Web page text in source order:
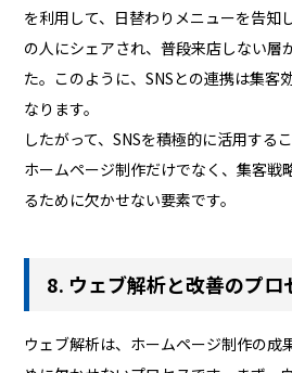
を利用して、日替わりメニューを告知
の人にシェアされ、普段来店しない層
た。このように、SNSとの連携は集客
なります。
したがって、SNSを積極的に活用する
ホームページ制作だけでなく、集客戦
るために欠かせない要素です。
8. ウェブ解析と改善のプロ
ウェブ解析は、ホームページ制作の成